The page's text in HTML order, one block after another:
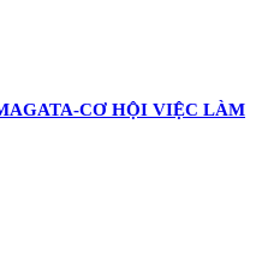
CƠ HỘI VIỆC LÀM